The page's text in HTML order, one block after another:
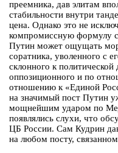
преемника, дав элитам
стабильности внутри
цена. Однако это не
компромиссную формулу
Путин может ощущать
соратника, уволенного с
склонного к политической
оппозиционного и по
отношению к «Единой
на значимый пост Путин
мощнейшим ударом по
появлялись слухи, что
ЦБ России. Сам Кудрин
на любом посту,